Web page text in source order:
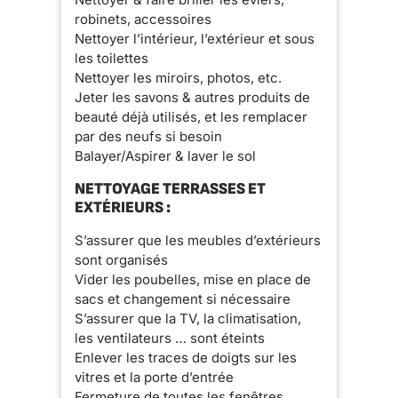
robinets, accessoires
Nettoyer l’intérieur, l’extérieur et sous
les toilettes
Nettoyer les miroirs, photos, etc.
Jeter les savons & autres produits de
beauté déjà utilisés, et les remplacer
par des neufs si besoin
Balayer/Aspirer & laver le sol
NETTOYAGE TERRASSES ET
EXTÉRIEURS :
S’assurer que les meubles d’extérieurs
sont organisés
Vider les poubelles, mise en place de
sacs et changement si nécessaire
S’assurer que la TV, la climatisation,
les ventilateurs … sont éteints
Enlever les traces de doigts sur les
vitres et la porte d’entrée